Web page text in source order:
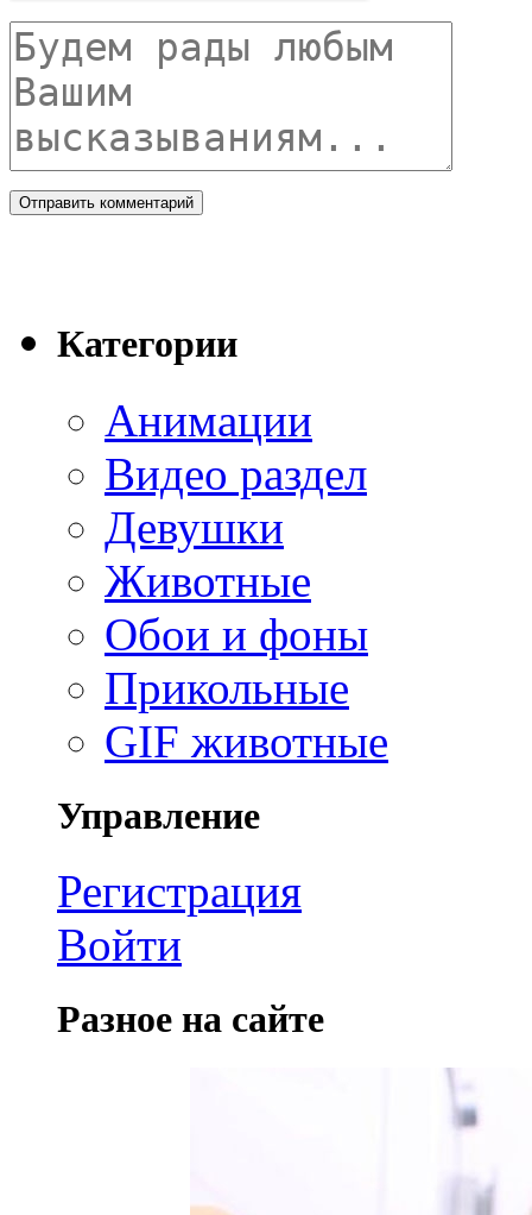
Категории
Анимации
Видео раздел
Девушки
Животные
Обои и фоны
Прикольные
GIF животные
Управление
Регистрация
Войти
Разное на сайте